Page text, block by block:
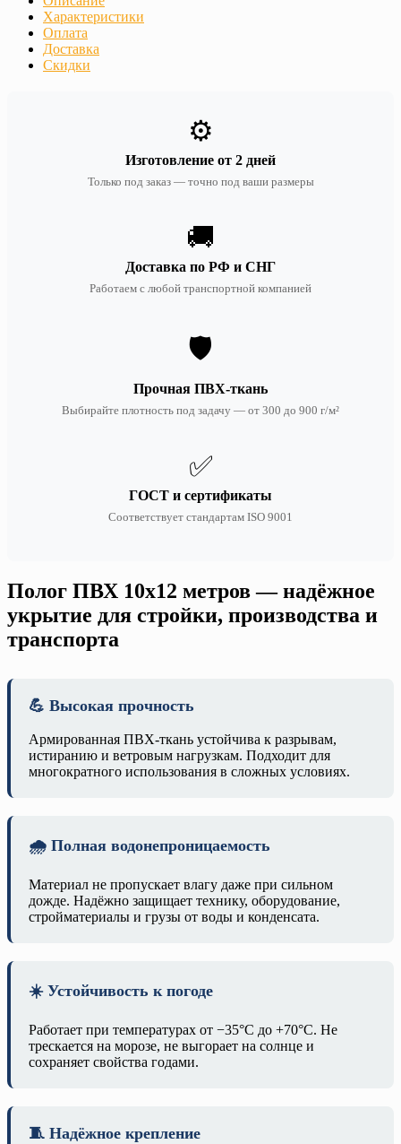
Характеристики
Оплата
Доставка
Скидки
⚙️
Изготовление от 2 дней
Только под заказ — точно под ваши размеры
🚚
Доставка по РФ и СНГ
Работаем с любой транспортной компанией
🛡️
Прочная ПВХ-ткань
Выбирайте плотность под задачу — от 300 до 900 г/м²
✅
ГОСТ и сертификаты
Соответствует стандартам ISO 9001
Полог ПВХ 10х12 метров — надёжное
укрытие для стройки, производства и
транспорта
💪 Высокая прочность
Армированная ПВХ-ткань устойчива к разрывам,
истиранию и ветровым нагрузкам. Подходит для
многократного использования в сложных условиях.
🌧️ Полная водонепроницаемость
Материал не пропускает влагу даже при сильном
дожде. Надёжно защищает технику, оборудование,
стройматериалы и грузы от воды и конденсата.
☀️ Устойчивость к погоде
Работает при температурах от −35°C до +70°C. Не
трескается на морозе, не выгорает на солнце и
сохраняет свойства годами.
🧵 Надёжное крепление